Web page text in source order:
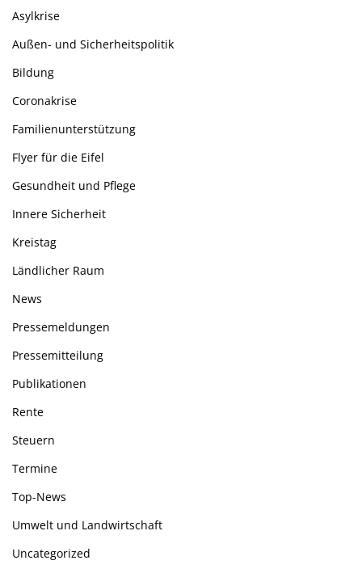
Asylkrise
Außen- und Sicherheitspolitik
Bildung
Coronakrise
Familienunterstützung
Flyer für die Eifel
Gesundheit und Pflege
Innere Sicherheit
Kreistag
Ländlicher Raum
News
Pressemeldungen
Pressemitteilung
Publikationen
Rente
Steuern
Termine
Top-News
Umwelt und Landwirtschaft
Uncategorized